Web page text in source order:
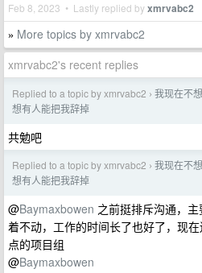
Feb 8, 2023 • Lastly replied byxmrvabc2
» More topics by xmrvabc2
xmrvabc2's recent replies
Replied to a topic by xmrvabc2 › 我现在不
想有人能把我辞掉
共勉吧
Replied to a topic by xmrvabc2 › 我现在不
想有人能把我辞掉
@Baymaxbowen 之前挺排斥沟通，
着不动，工作的时间长了也好了，现
点的项目组
@Baymaxbowen